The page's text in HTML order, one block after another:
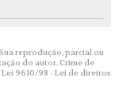
reprodução, parcial ou
do autor. Crime de
Lei 9610/98 - Lei de direitos